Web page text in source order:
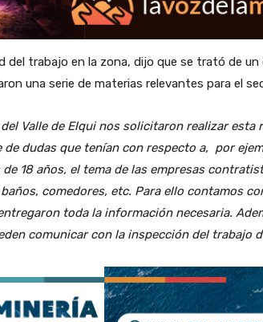
del trabajo en la zona, dijo que se trató de
una serie de materias relevantes para el
Valle de Elqui nos solicitaron realizar esta
de dudas que tenían con respecto a, por
18 años, el tema de las empresas
comedores, etc. Para ello contamos
toda la información necesaria.
comunicar con la inspección del trabajo